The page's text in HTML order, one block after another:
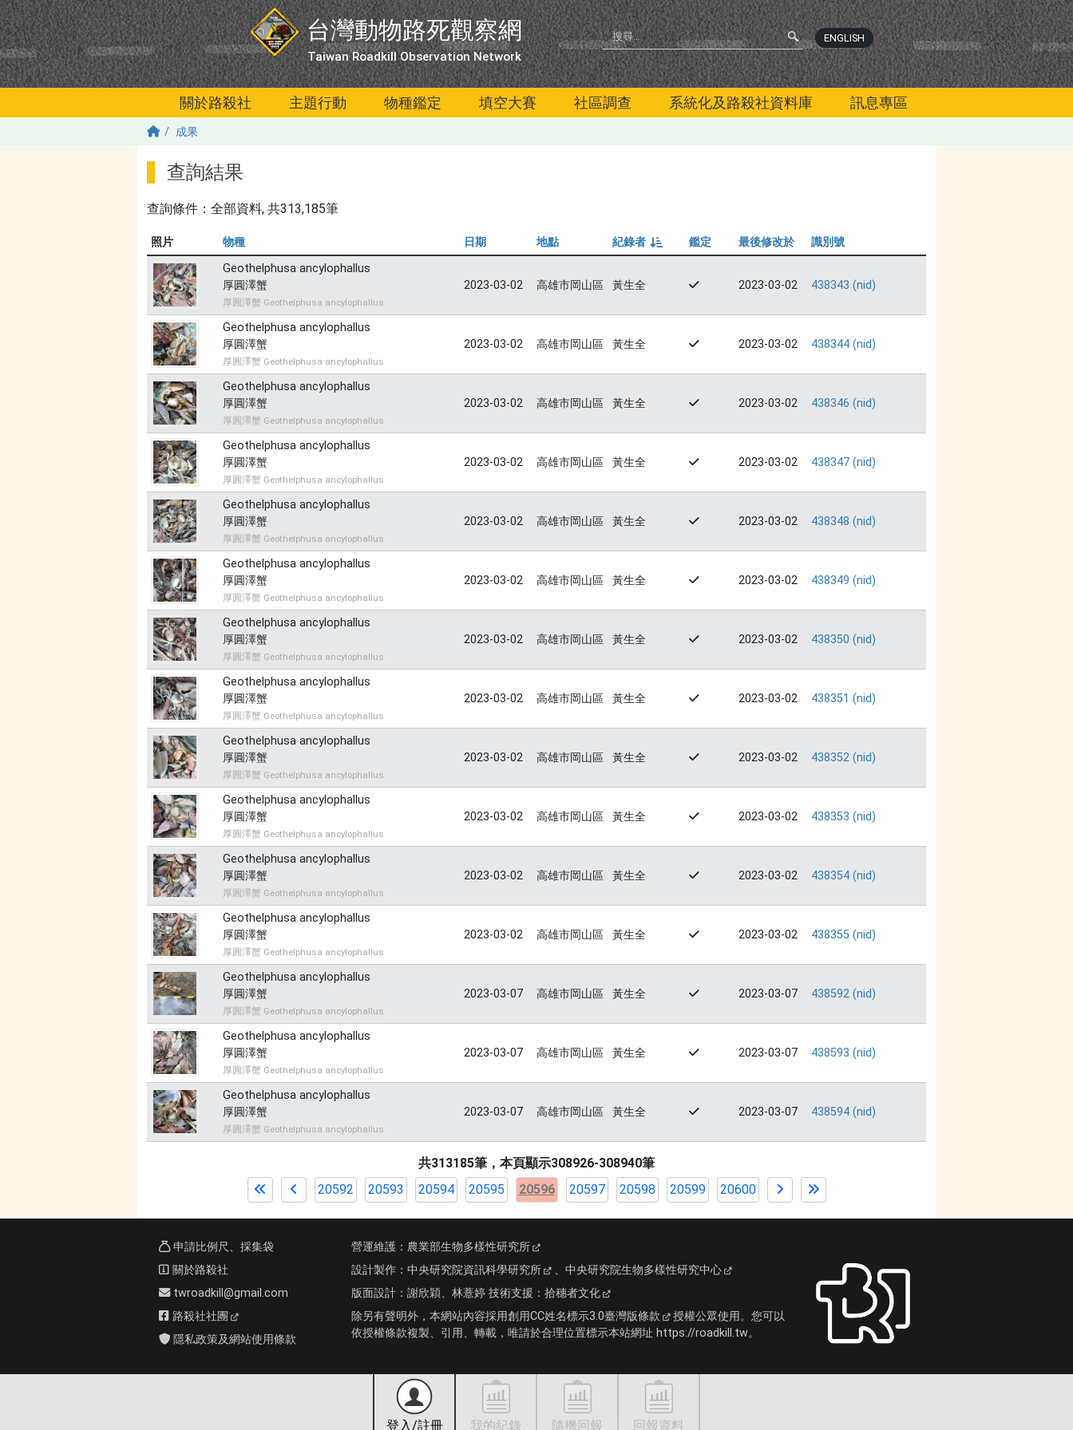
移至主內容
台灣動物路死觀察網
Taiwan Roadkill Observation Network
ENGLISH
關於路殺社 主題行動 物種鑑定 填空大賽 社區調查 系統化及路殺社資料庫 訊息專區
成果
查詢結果
查詢條件： 全部資料, 共313,185筆
照片 物種 日期 地點
紀錄者
由小到大
鑑定 最後修改於
識別號
Geothelphusa ancylophallus
厚圓澤蟹
厚圓澤蟹 Geothelphusa ancylophallus
2023-03-02 高雄市岡山區 黃生全 2023-03-02 438343 (nid)
Geothelphusa ancylophallus
厚圓澤蟹
厚圓澤蟹 Geothelphusa ancylophallus
2023-03-02 高雄市岡山區 黃生全 2023-03-02 438344 (nid)
Geothelphusa ancylophallus
厚圓澤蟹
厚圓澤蟹 Geothelphusa ancylophallus
2023-03-02 高雄市岡山區 黃生全 2023-03-02 438346 (nid)
Geothelphusa ancylophallus
厚圓澤蟹
厚圓澤蟹 Geothelphusa ancylophallus
2023-03-02 高雄市岡山區 黃生全 2023-03-02 438347 (nid)
Geothelphusa ancylophallus
厚圓澤蟹
厚圓澤蟹 Geothelphusa ancylophallus
2023-03-02 高雄市岡山區 黃生全 2023-03-02 438348 (nid)
Geothelphusa ancylophallus
厚圓澤蟹
厚圓澤蟹 Geothelphusa ancylophallus
2023-03-02 高雄市岡山區 黃生全 2023-03-02 438349 (nid)
Geothelphusa ancylophallus
厚圓澤蟹
厚圓澤蟹 Geothelphusa ancylophallus
2023-03-02 高雄市岡山區 黃生全 2023-03-02 438350 (nid)
Geothelphusa ancylophallus
厚圓澤蟹
厚圓澤蟹 Geothelphusa ancylophallus
2023-03-02 高雄市岡山區 黃生全 2023-03-02 438351 (nid)
Geothelphusa ancylophallus
厚圓澤蟹
厚圓澤蟹 Geothelphusa ancylophallus
2023-03-02 高雄市岡山區 黃生全 2023-03-02 438352 (nid)
Geothelphusa ancylophallus
厚圓澤蟹
厚圓澤蟹 Geothelphusa ancylophallus
2023-03-02 高雄市岡山區 黃生全 2023-03-02 438353 (nid)
Geothelphusa ancylophallus
厚圓澤蟹
厚圓澤蟹 Geothelphusa ancylophallus
2023-03-02 高雄市岡山區 黃生全 2023-03-02 438354 (nid)
Geothelphusa ancylophallus
厚圓澤蟹
厚圓澤蟹 Geothelphusa ancylophallus
2023-03-02 高雄市岡山區 黃生全 2023-03-02 438355 (nid)
Geothelphusa ancylophallus
厚圓澤蟹
厚圓澤蟹 Geothelphusa ancylophallus
2023-03-07 高雄市岡山區 黃生全 2023-03-07 438592 (nid)
Geothelphusa ancylophallus
厚圓澤蟹
厚圓澤蟹 Geothelphusa ancylophallus
2023-03-07 高雄市岡山區 黃生全 2023-03-07 438593 (nid)
Geothelphusa ancylophallus
厚圓澤蟹
厚圓澤蟹 Geothelphusa ancylophallus
2023-03-07 高雄市岡山區 黃生全 2023-03-07 438594 (nid)
共313185筆，本頁顯示308926-308940筆
20592
20593 20594 20595 20596 20597 20598 20599 20600
登入/註冊 我的紀錄 隨機回報 回報資料
申請比例尺、採集袋
關於路殺社
twroadkill@gmail.com
路殺社社團
隱私政策及網站使用條款
營運維護： 農業部生物多樣性研究所
設計製作： 中央研究院資訊科學研究所 、 中央研究院生物多樣性研究中心
版面設計： 謝欣穎、林薏婷 技術支援： 拾穗者文化
除另有聲明外，本網站內容採用創用CC姓名標示3.0臺灣版條款
授權公眾使用。您可以
依授權條款複製、引用、轉載，唯請於合理位置標示本站網址 https://roadkill.tw。